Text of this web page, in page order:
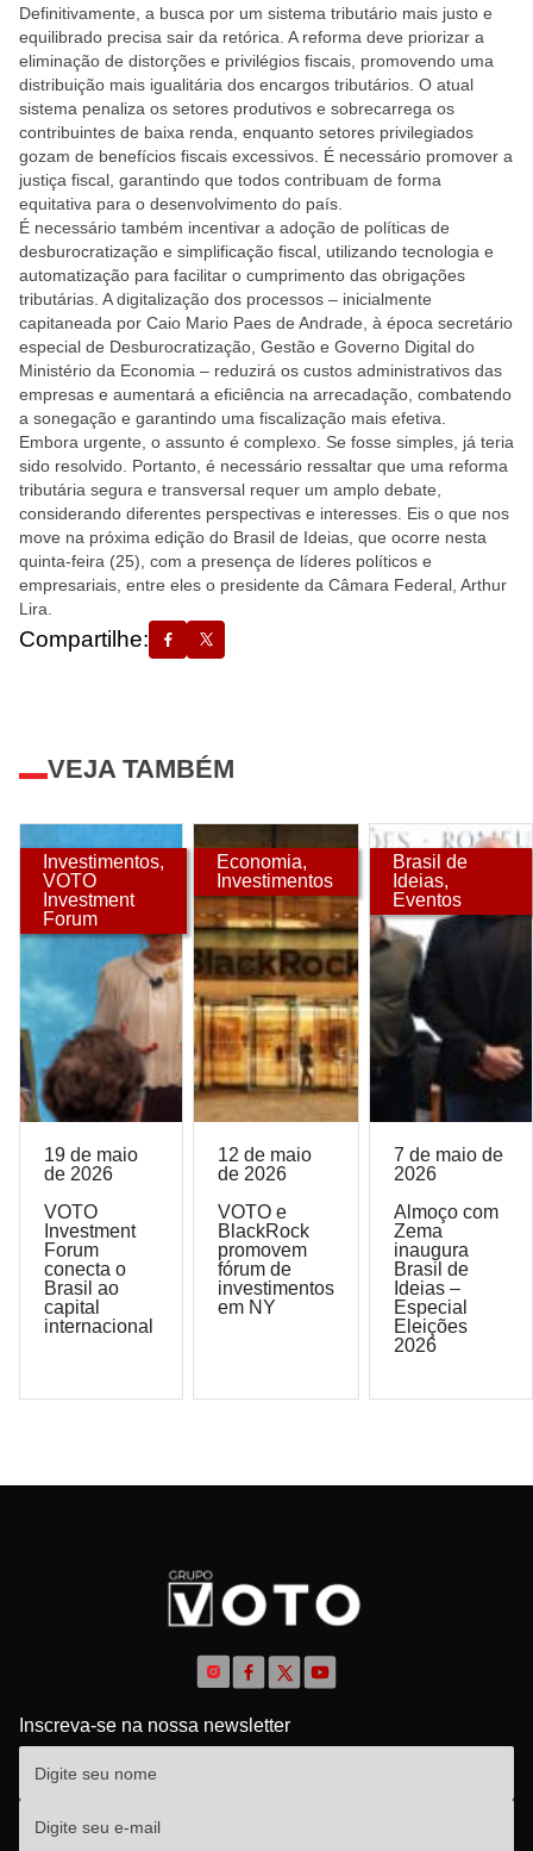
Definitivamente, a busca por um sistema tributário mais justo e
equilibrado precisa sair da retórica. A reforma deve priorizar a
eliminação de distorções e privilégios fiscais, promovendo uma
distribuição mais igualitária dos encargos tributários. O atual
sistema penaliza os setores produtivos e sobrecarrega os
contribuintes de baixa renda, enquanto setores privilegiados
gozam de benefícios fiscais excessivos. É necessário promover a
justiça fiscal, garantindo que todos contribuam de forma
equitativa para o desenvolvimento do país.
É necessário também incentivar a adoção de políticas de
desburocratização e simplificação fiscal, utilizando tecnologia e
automatização para facilitar o cumprimento das obrigações
tributárias. A digitalização dos processos – inicialmente
capitaneada por Caio Mario Paes de Andrade, à época secretário
especial de Desburocratização, Gestão e Governo Digital do
Ministério da Economia – reduzirá os custos administrativos das
empresas e aumentará a eficiência na arrecadação, combatendo
a sonegação e garantindo uma fiscalização mais efetiva.
Embora urgente, o assunto é complexo. Se fosse simples, já teria
sido resolvido. Portanto, é necessário ressaltar que uma reforma
tributária segura e transversal requer um amplo debate,
considerando diferentes perspectivas e interesses. Eis o que nos
move na próxima edição do Brasil de Ideias, que ocorre nesta
quinta-feira (25), com a presença de líderes políticos e
empresariais, entre eles o presidente da Câmara Federal, Arthur
Lira.
Compartilhe:
VEJA TAMBÉM
Investimentos,
VOTO
Investment
Forum
19 de maio
de 2026
VOTO
Investment
Forum
conecta o
Brasil ao
capital
internacional
Economia,
Investimentos
12 de maio
de 2026
VOTO e
BlackRock
promovem
fórum de
investimentos
em NY
Brasil de
Ideias,
Eventos
7 de maio de
2026
Almoço com
Zema
inaugura
Brasil de
Ideias –
Especial
Eleições
2026
Inscreva-se na nossa newsletter